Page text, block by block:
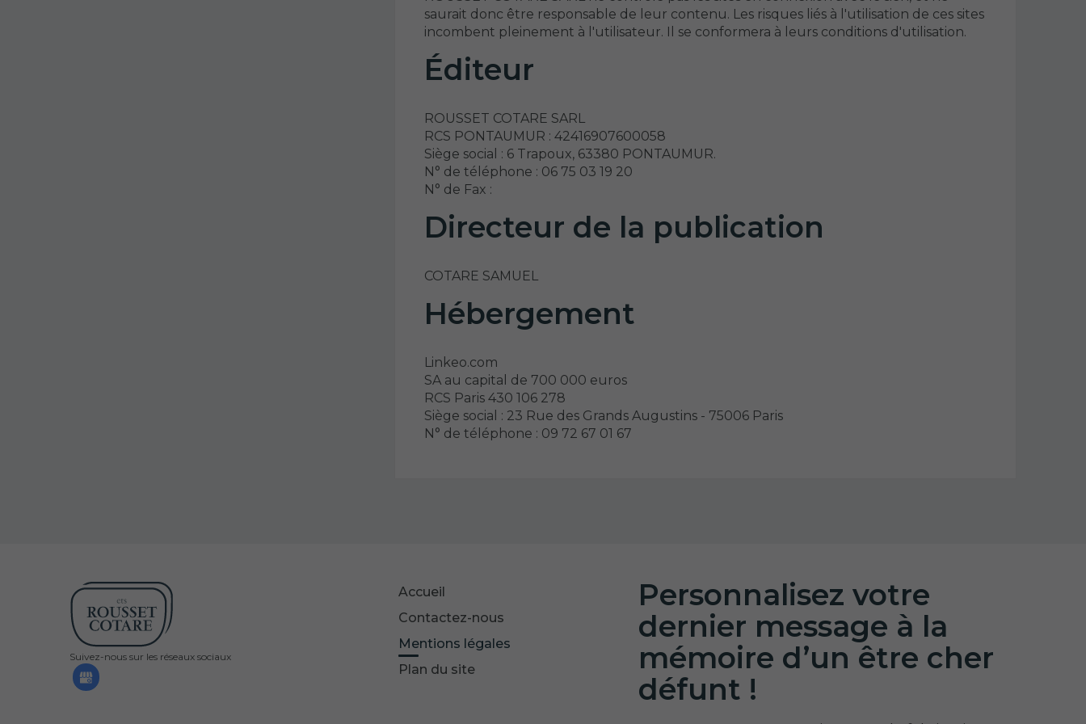
saurait donc être responsable de leur contenu. Les risques liés à l'utilisation de ces sites
incombent pleinement à l'utilisateur. Il se conformera à leurs conditions d'utilisation.
Éditeur
ROUSSET COTARE SARL
RCS PONTAUMUR : 42416907600058
Siège social : 6 Trapoux, 63380 PONTAUMUR.
N° de téléphone : 06 75 03 19 20
N° de Fax :
Directeur de la publication
COTARE SAMUEL
Hébergement
Linkeo.com
SA au capital de 700 000 euros
RCS Paris 430 106 278
Siège social : 23 Rue des Grands Augustins - 75006 Paris
N° de téléphone : 09 72 67 01 67
Suivez-nous sur les réseaux sociaux
Accueil
Contactez-nous
Mentions légales
Plan du site
Personnalisez votre
dernier message à la
mémoire d’un être cher
défunt !